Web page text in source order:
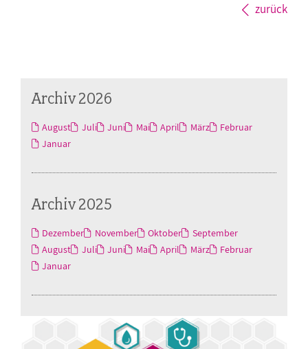
zurück
Archiv 2026
August Juli Juni Mai April März
Februar
Januar
Archiv 2025
Dezember November Oktober
September
August
Juli Juni Mai April März
Februar
Januar